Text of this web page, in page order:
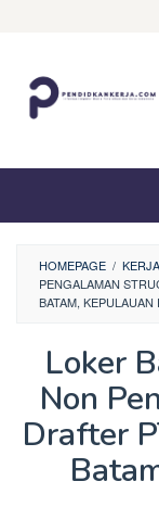
HOMEPAGE / KERJA
PENGALAMAN
BATAM,
Loker
Non
Drafter